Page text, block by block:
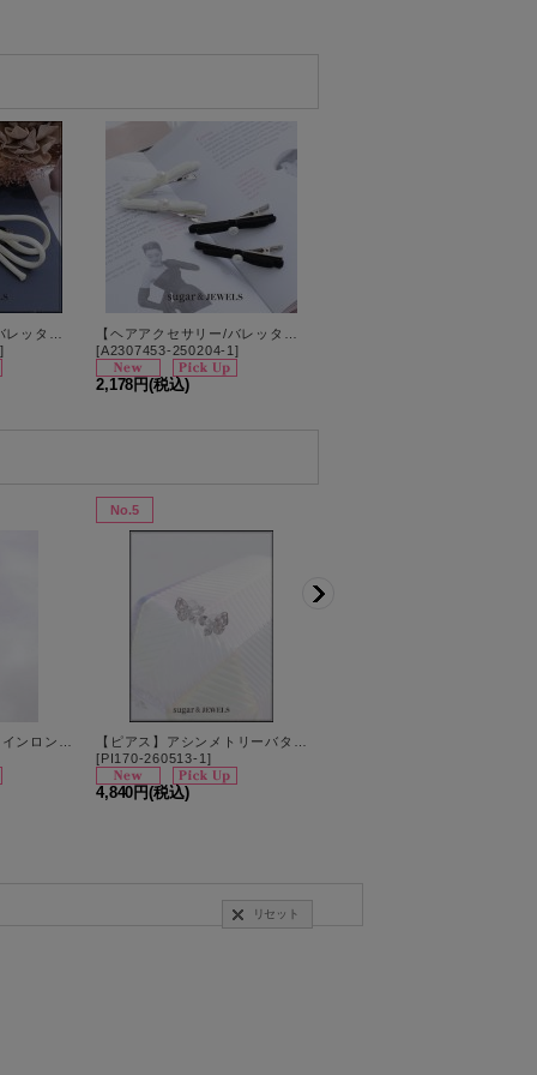
]
[A2307453-250204-1 ]
2,178円(税込)
No.5
[PI170-260513-1 ]
4,840円(税込)
リセット